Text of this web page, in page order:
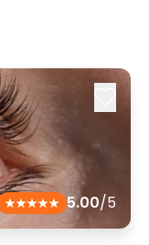
5.00/5